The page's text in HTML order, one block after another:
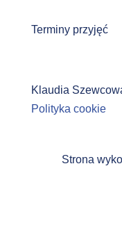
Terminy przyjęć
Klaudia
Polityka cookie
Strona